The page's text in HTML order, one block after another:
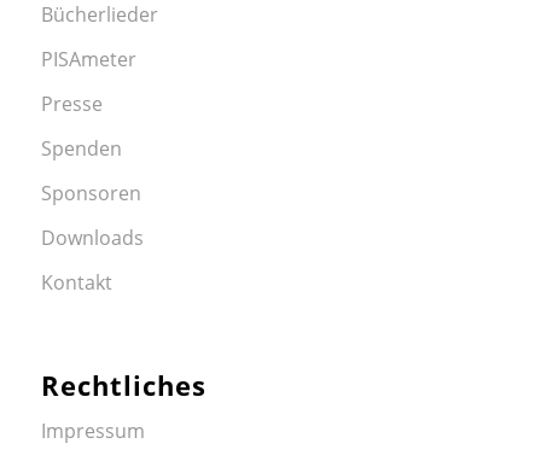
Bücherlieder
PISAmeter
Presse
Spenden
Sponsoren
Downloads
Kontakt
Rechtliches
Impressum